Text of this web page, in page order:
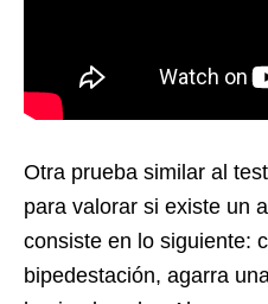
Otra prueba similar al
para valorar si existe un
consiste en lo siguiente:
bipedestación, agarra